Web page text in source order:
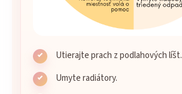
Utierajte prach z podlahových líšt.
Umyte radiátory.